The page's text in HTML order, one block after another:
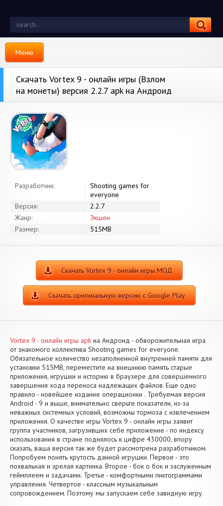
Меню
Скачать Vortex 9 - онлайн игры (Взлом
на монеты) версия 2.2.7 apk на Андроид
Разработчик:
Shooting games for
everyone
Версия:
2.2.7
Жанр:
Экшен
Размер:
515MB
Скачать Vortex 9 - онлайн игры МОД
Скачать оригинальную версию с Google Play
Vortex 9 - онлайн игры apk на Андроид - обворожительная игра
от знакомого коллектива Shooting games for everyone.
Обязательное количество незаполненной внутренней памяти для
установки 515MB, переместите на внешнюю память старые
приложения, игрушки и историю в браузере для совершенного
завершения хода переноса надлежащих файлов. Еще одно
правило - новейшее издание операционки . Требуемая версия
Android - 9 и выше, внимательно сверьте показатели, из-за
неважных системных условий, возможны тормоза с извлечением
приложения. О качестве игры Vortex 9 - онлайн игры заявит
группа участников, загрузивших себе приложение - по индексу
использования в стране поднялось к цифре 430000, впору
сказать, ваша версия так же будет рассмотрена разработчиком.
Попробуем понять крутость данной игрушки. Первое - это
похвальная и зрелая картинка. Второе - бок о бок и заслуженным
геймплеем и задачами. Третье - комфортными пиктограммами
управления. Четвертое - классным музыкальным
сопровождением. Поэтому мы запускаем себе завидную игру.